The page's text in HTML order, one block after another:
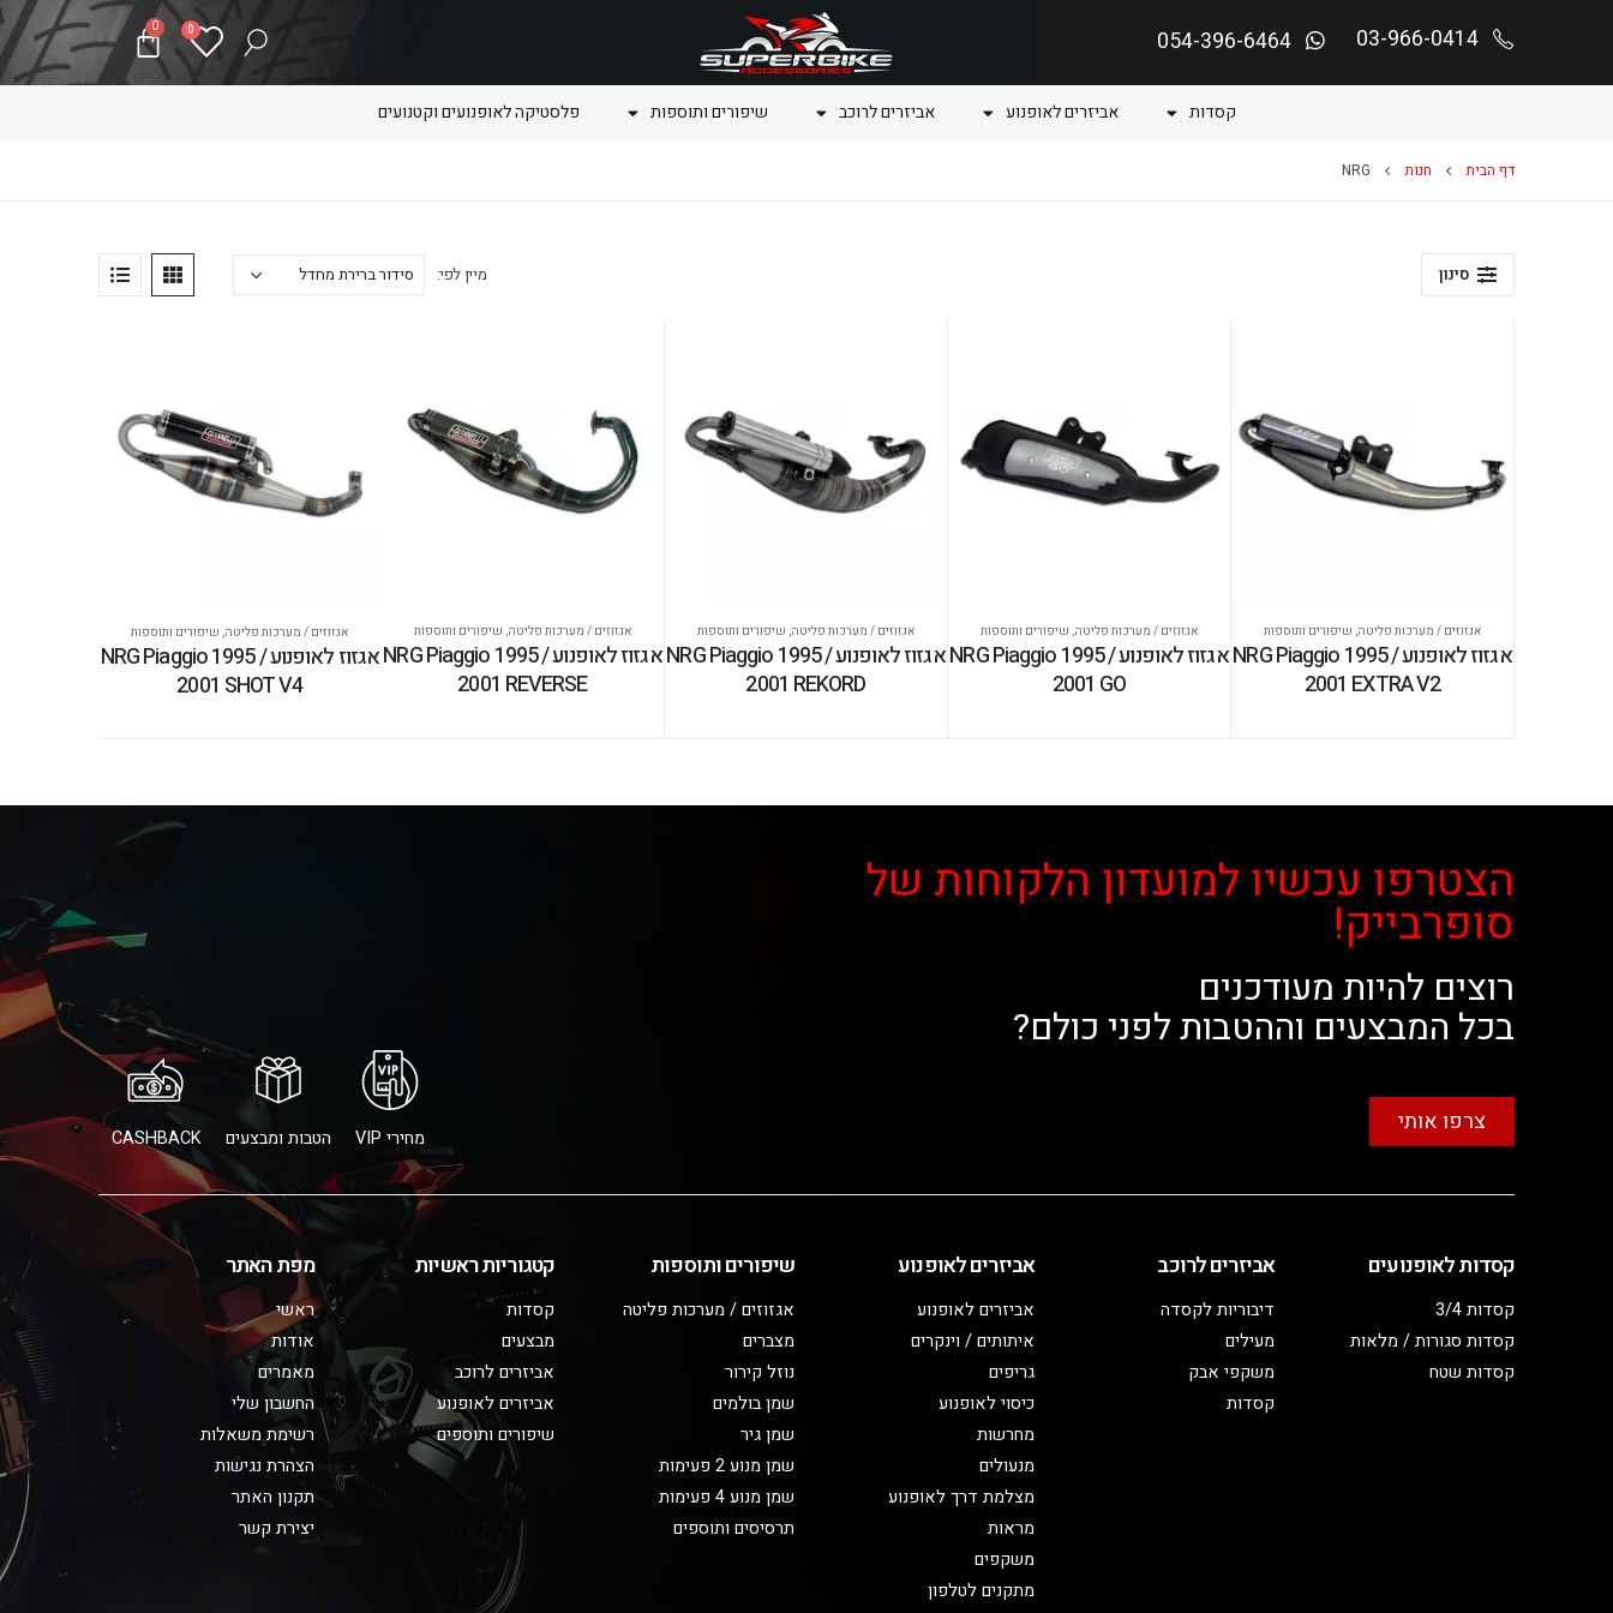
03-966-0414
054-396-6464
0
0
קסדות אביזרים לאופנוע אביזרים לרוכב שיפורים ותוספות פלסטיקה לאופנועים וקטנועים
דף הבית חנות NRG
סינון מיין לפי:
אגזוזים / מערכות פליטה, שיפורים ותוספות
אגזוז לאופנוע NRG Piaggio 1995 /
2001 EXTRA V2
אגזוזים / מערכות פליטה, שיפורים ותוספות
אגזוז לאופנוע NRG Piaggio 1995 /
2001 GO
אגזוזים / מערכות פליטה, שיפורים ותוספות
אגזוז לאופנוע NRG Piaggio 1995 /
2001 REKORD
אגזוזים / מערכות פליטה, שיפורים ותוספות
אגזוז לאופנוע NRG Piaggio 1995 /
2001 REVERSE
אגזוזים / מערכות פליטה, שיפורים ותוספות
אגזוז לאופנוע NRG Piaggio 1995 /
2001 SHOT V4
הצטרפו עכשיו למועדון הלקוחות של
סופרבייק!
רוצים להיות מעודכנים
בכל המבצעים וההטבות לפני כולם?
צרפו אותי
מחירי VIP הטבות ומבצעים CASHBACK
קסדות לאופנועים
קסדות 3/4
קסדות סגורות / מלאות
קסדות שטח
אביזרים לרוכב
דיבוריות לקסדה
מעילים
משקפי אבק
קסדות
אביזרים לאופנוע
אביזרים לאופנוע
איתותים / וינקרים
גריפים
כיסוי לאופנוע
מחרשות
מנעולים
מצלמת דרך לאופנוע
מראות
משקפים
מתקנים לטלפון
שיפורים ותוספות
אגזוזים / מערכות פליטה
מצברים
נוזל קירור
שמן בולמים
שמן גיר
שמן מנוע 2 פעימות
שמן מנוע 4 פעימות
תרסיסים ותוספים
קטגוריות ראשיות
קסדות
מבצעים
אביזרים לרוכב
אביזרים לאופנוע
שיפורים ותוספים
מפת האתר
ראשי
אודות
מאמרים
החשבון שלי
רשימת משאלות
הצהרת נגישות
תקנון האתר
יצירת קשר